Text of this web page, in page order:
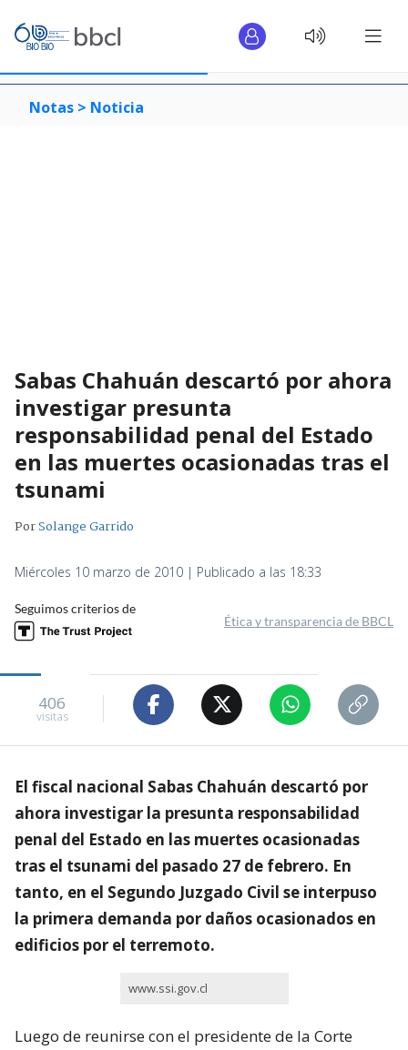
Notas > Noticia
Sabas Chahuán descartó por ahora
investigar presunta
responsabilidad penal del Estado
en las muertes ocasionadas tras el
tsunami
PorSolange Garrido
Miércoles 10 marzo de 2010 | Publicado a las 18:33
Seguimos criterios de
Ética y transparencia de BBCL
406
visitas
El fiscal nacional Sabas Chahuán descartó por
ahora investigar la presunta responsabilidad
penal del Estado en las muertes ocasionadas
tras el tsunami del pasado 27 de febrero. En
tanto, en el Segundo Juzgado Civil se interpuso
la primera demanda por daños ocasionados en
edificios por el terremoto.
www.ssi.gov.cl
Luego de reunirse con el presidente de la Corte